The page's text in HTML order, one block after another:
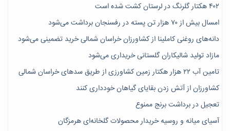
۴۰۲ هکتار گلرنگ در لرستان کشت شده است
امسال بیش از ۷۰ هزار تن پسته در رفسنجان برداشت می‌شود
دانه‌های روغنی کاملینا از کشاورزان خراسان شمالی خرید تضمینی می‌شود
مازاد تولید شالیکاران گلستانی خریداری می‌شود
تامین آب ۲۲ هزار هکتار زمین کشاورزی از طریق سدهای خراسان شمالی
کشاورزان از آتش زدن بقایای گیاهان خودداری کنند
تعجیل در برداشت برنج ممنوع
آسیای میانه و روسیه خریدار محصولات گلخانه‌ای هرمزگان